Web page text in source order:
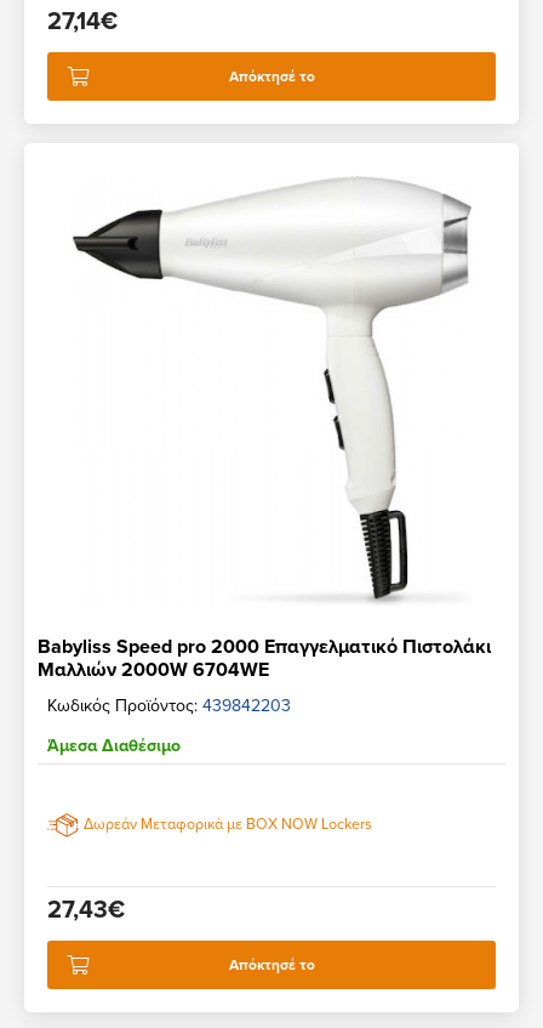
27,14€
Απόκτησέ το
Babyliss Speed ​​pro 2000 Επαγγελματικό Πιστολάκι
Μαλλιών 2000W 6704WE
Κωδικός Προϊόντος: 439842203
Άμεσα Διαθέσιμο
Δωρεάν Μεταφορικά με BOX NOW Lockers
27,43€
Απόκτησέ το